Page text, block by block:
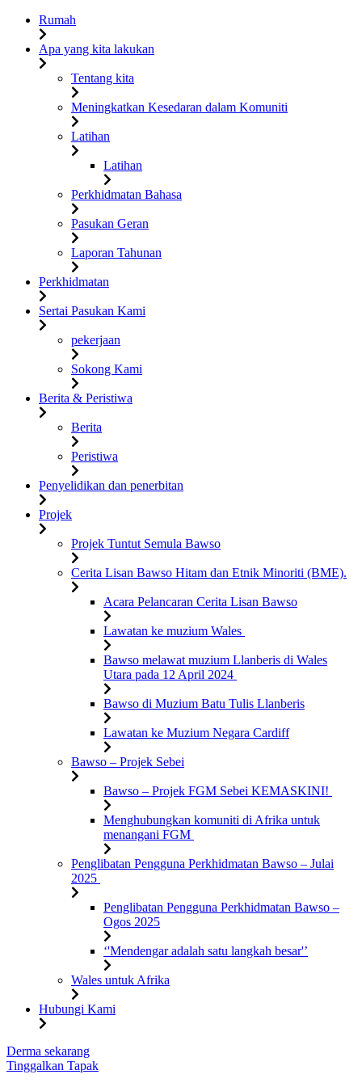
Rumah
Apa yang kita lakukan
Tentang kita
Meningkatkan Kesedaran dalam Komuniti
Latihan
Latihan
Perkhidmatan Bahasa
Pasukan Geran
Laporan Tahunan
Perkhidmatan
Sertai Pasukan Kami
pekerjaan
Sokong Kami
Berita & Peristiwa
Berita
Peristiwa
Penyelidikan dan penerbitan
Projek
Projek Tuntut Semula Bawso
Cerita Lisan Bawso Hitam dan Etnik Minoriti (BME).
Acara Pelancaran Cerita Lisan Bawso
Lawatan ke muzium Wales
Bawso melawat muzium Llanberis di Wales
Utara pada 12 April 2024
Bawso di Muzium Batu Tulis Llanberis
Lawatan ke Muzium Negara Cardiff
Bawso – Projek Sebei
Bawso – Projek FGM Sebei KEMASKINI!
Menghubungkan komuniti di Afrika untuk
menangani FGM
Penglibatan Pengguna Perkhidmatan Bawso – Julai
2025
Penglibatan Pengguna Perkhidmatan Bawso –
Ogos 2025
‘'Mendengar adalah satu langkah besar'’
Wales untuk Afrika
Hubungi Kami
Langkau
ke
Derma sekarang
Tinggalkan Tapak